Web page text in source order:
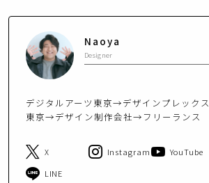
Naoya
Designer
デジタルアーツ東京→デザインプレックス
東京→デザイン制作会社→フリーランス
X Instagram
YouTube
LINE